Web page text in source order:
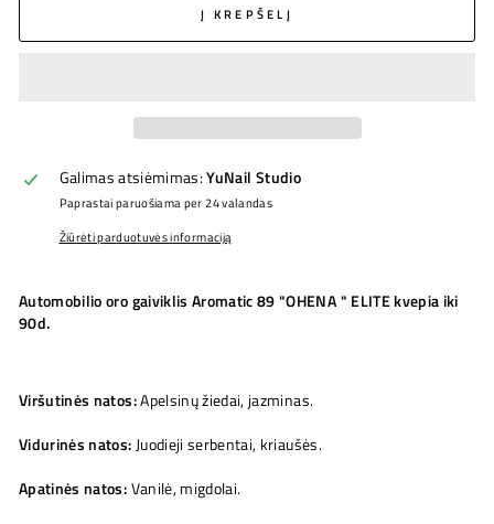
Į KREPŠELĮ
Galimas atsiėmimas:YuNail Studio
Paprastai paruošiama per 24 valandas
Žiūrėti parduotuvės informaciją
Automobilio oro gaiviklis Aromatic 89 "OHENA " ELITE kvepia iki
90d.
Viršutinės natos:Apelsinų žiedai, jazminas.
Vidurinės natos: Juodieji serbentai, kriaušės.
Apatinės natos:Vanilė, migdolai.